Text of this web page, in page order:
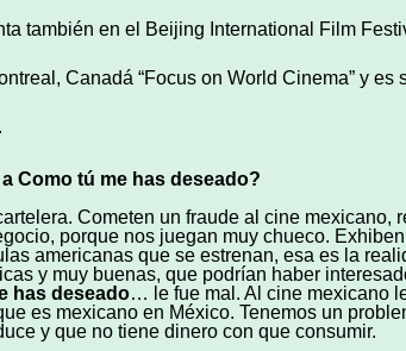
también en el Beijing International Film
Canadá “Focus on World Cinema” y
Como tú me has deseado?
Cometen un fraude al cine mexicano,
porque nos juegan muy chueco.
americanas que se estrenan, esa es la
y muy buenas, que podrían haber
has deseado… le fue mal. Al cine mexicano
es mexicano en México. Tenemos un
y que no tiene dinero con que consumir.